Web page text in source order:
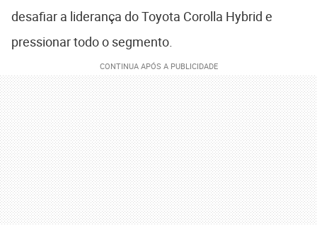
desafiar a liderança do Toyota Corolla Hybrid e
pressionar todo o segmento.